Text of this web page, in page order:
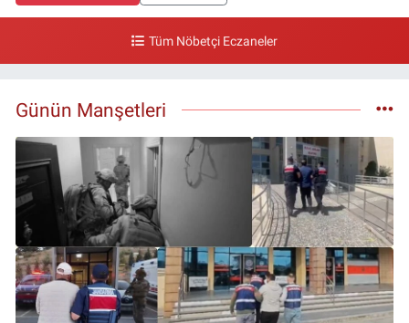
Tüm Nöbetçi Eczaneler
Günün Manşetleri